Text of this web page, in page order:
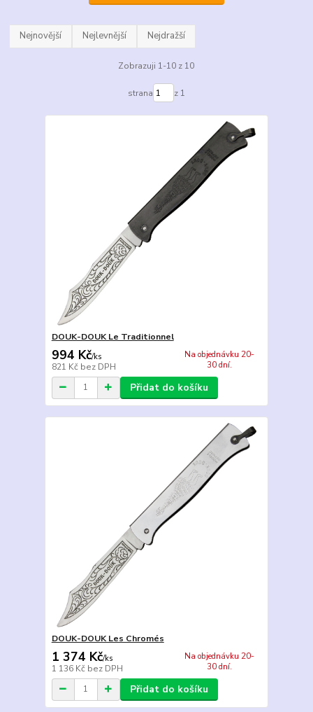
Nejnovější Nejlevnější Nejdražší
Zobrazuji 1-10 z 10
strana z 1
DOUK-DOUK Le Traditionnel
994 Kč/ks
821 Kč bez DPH
Na objednávku 20-
30 dní.
Přidat do košíku
DOUK-DOUK Les Chromés
1 374 Kč/ks
1 136 Kč bez DPH
Na objednávku 20-
30 dní.
Přidat do košíku